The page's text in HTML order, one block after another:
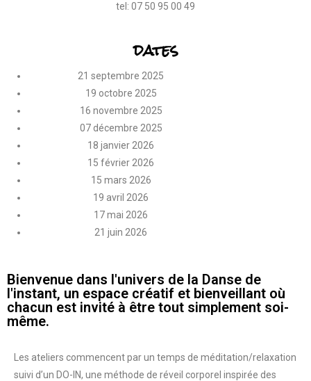
tel: 07 50 95 00 49
dates
21 septembre 2025
19 octobre 2025
16 novembre 2025
07 décembre 2025
18 janvier 2026
15 février 2026
15 mars 2026
19 avril 2026
17 mai 2026
21 juin 2026
Bienvenue dans l'univers de la Danse de
l'instant, un espace créatif et bienveillant où
chacun est invité à être tout simplement soi-
même.
Les ateliers commencent par un temps de méditation/relaxation
suivi d’un DO-IN, une méthode de réveil corporel inspirée des